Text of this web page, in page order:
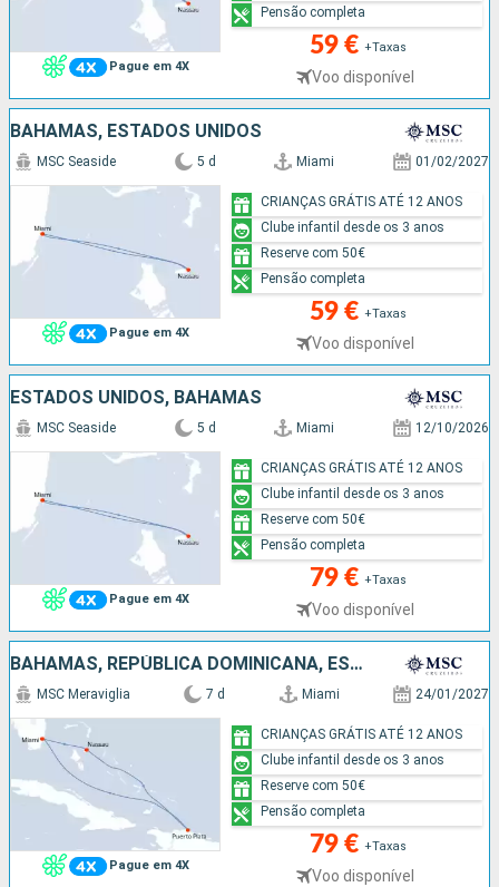
Pague em 4X
59 € +Taxas
Voo disponível
Pensão completa
BAHAMAS, ESTADOS UNIDOS
Pague em 4X
MSC Seaside 5 d Miami 01/02/2027
59 € +Taxas
Voo disponível
CRIANÇAS GRÁTIS ATÉ 12 ANOS
Clube infantil desde os 3 anos
Reserve com 50€
Pensão completa
ESTADOS UNIDOS, BAHAMAS
Pague em 4X
MSC Seaside 5 d Miami 12/10/2026
79 € +Taxas
Voo disponível
CRIANÇAS GRÁTIS ATÉ 12 ANOS
Clube infantil desde os 3 anos
Reserve com 50€
Pensão completa
BAHAMAS, REPÚBLICA DOMINICANA, ESTADOS UNIDOS
Pague em 4X
MSC Meraviglia 7 d Miami 24/01/2027
79 € +Taxas
Voo disponível
CRIANÇAS GRÁTIS ATÉ 12 ANOS
Clube infantil desde os 3 anos
Reserve com 50€
Pensão completa